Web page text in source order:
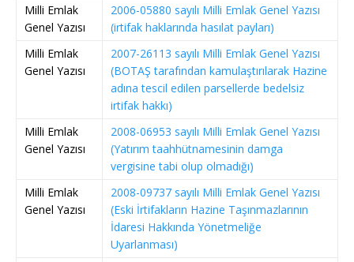
Milli Emlak
Genel Yazısı
2006-05880 sayılı Milli Emlak Genel Yazısı
(irtifak haklarında hasılat payları)
Milli Emlak
Genel Yazısı
2007-26113 sayılı Milli Emlak Genel Yazısı
(BOTAŞ tarafından kamulaştırılarak Hazine
adına tescil edilen parsellerde bedelsiz
irtifak hakkı)
Milli Emlak
Genel Yazısı
2008-06953 sayılı Milli Emlak Genel Yazısı
(Yatırım taahhütnamesinin damga
vergisine tabi olup olmadığı)
Milli Emlak
Genel Yazısı
2008-09737 sayılı Milli Emlak Genel Yazısı
(Eski İrtifakların Hazine Taşınmazlarının
İdaresi Hakkında Yönetmeliğe
Uyarlanması)